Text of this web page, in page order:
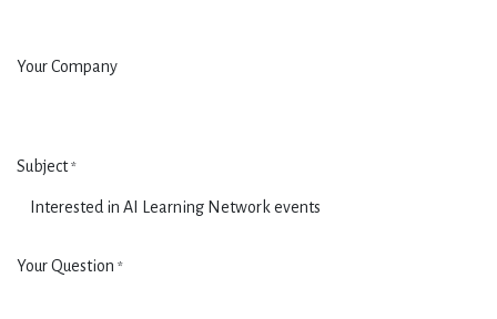
Your Company
Subject *
Your Question *